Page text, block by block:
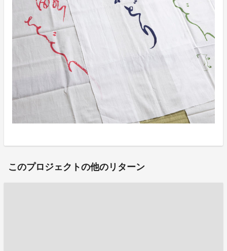
このプロジェクトの他のリターン